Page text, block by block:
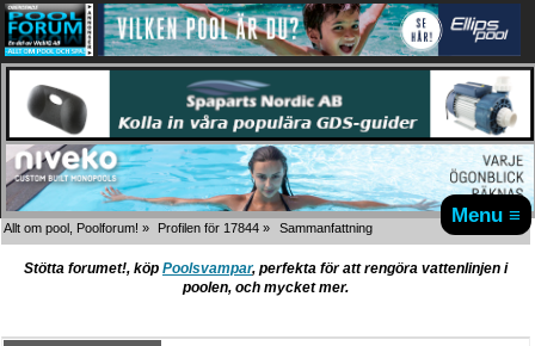
Menu ≡
Allt om pool, Poolforum! » Profilen för 17844 » Sammanfattning
Stötta forumet!, köp Poolsvampar, perfekta för att rengöra vattenlinjen i
poolen, och mycket mer.